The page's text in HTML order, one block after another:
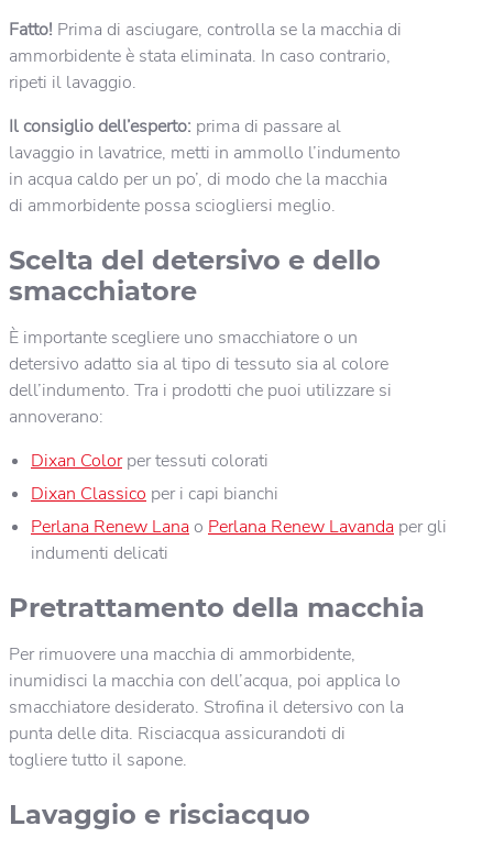
Fatto! Prima di asciugare, controlla se la macchia di
ammorbidente è stata eliminata. In caso contrario,
ripeti il lavaggio.
Il consiglio dell’esperto: prima di passare al
lavaggio in lavatrice, metti in ammollo l’indumento
in acqua caldo per un po’, di modo che la macchia
di ammorbidente possa sciogliersi meglio.
Scelta del detersivo e dello
smacchiatore
È importante scegliere uno smacchiatore o un
detersivo adatto sia al tipo di tessuto sia al colore
dell’indumento. Tra i prodotti che puoi utilizzare si
annoverano:
Dixan Colorper tessuti colorati
Dixan Classico per i capi bianchi
Perlana Renew Lana o Perlana Renew Lavanda per gli
indumenti delicati
Pretrattamento della macchia
Per rimuovere una macchia di ammorbidente,
inumidisci la macchia con dell’acqua, poi applica lo
smacchiatore desiderato. Strofina il detersivo con la
punta delle dita. Risciacqua assicurandoti di
togliere tutto il sapone.
Lavaggio e risciacquo